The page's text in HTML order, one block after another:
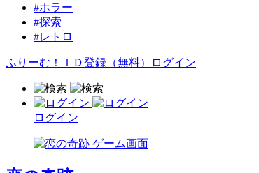
#ホラー
#探索
#レトロ
ふりーむ！ＩＤ登録（無料） ログイン
ログイン